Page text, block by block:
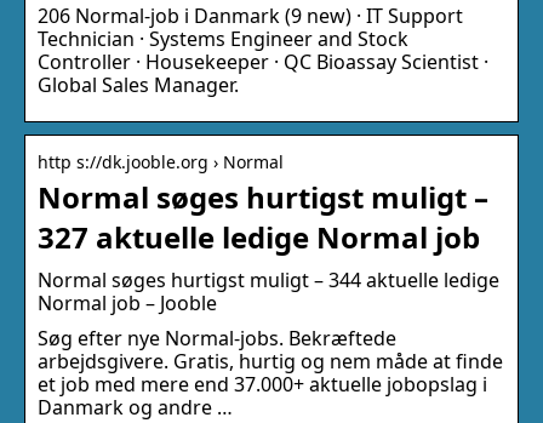
206 Normal-job i Danmark (9 new) · IT Support
Technician · Systems Engineer and Stock
Controller · Housekeeper · QC Bioassay Scientist ·
Global Sales Manager.
http s://dk.jooble.org › Normal
Normal søges hurtigst muligt –
327 aktuelle ledige Normal job
Normal søges hurtigst muligt – 344 aktuelle ledige
Normal job – Jooble
Søg efter nye Normal-jobs. Bekræftede
arbejdsgivere. Gratis, hurtig og nem måde at finde
et job med mere end 37.000+ aktuelle jobopslag i
Danmark og andre …